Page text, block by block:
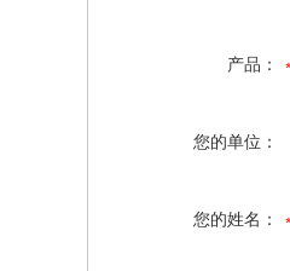
产品：
您的单位：
您的姓名：